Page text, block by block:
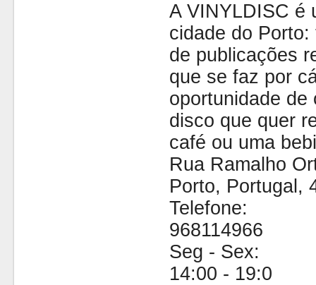
A VINYLDISC é
cidade do
de publicações
que se faz por
oportunidade de
disco que quer
café ou uma
Rua Ramalho
Porto, Portugal,
Telefone:
968114966
Seg - Sex:
14:00 - 19:0